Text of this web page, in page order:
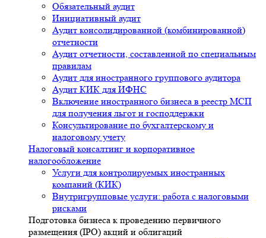
Обязательный аудит
Инициативный аудит
Аудит консолидированной (комбинированной)
отчетности
Аудит отчетности, составленной по специальным
правилам
Аудит для иностранного группового аудитора
Аудит КИК для ИФНС
Включение иностранного бизнеса в реестр МСП
для получения льгот и господдержки
Консультирование по бухгалтерскому и
налоговому учету
Налоговый консалтинг и корпоративное
налогообложение
Услуги для контролируемых иностранных
компаний (КИК)
Внутригрупповые услуги: работа с налоговыми
рисками
Подготовка бизнеса к проведению первичного
размещения (IPO) акций и облигаций